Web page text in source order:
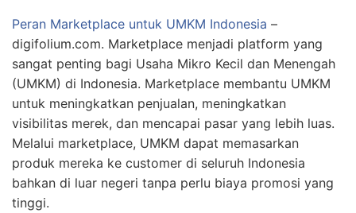
Peran Marketplace untuk UMKM Indonesia –
digifolium.com. Marketplace menjadi platform yang
sangat penting bagi Usaha Mikro Kecil dan Menengah
(UMKM) di Indonesia. Marketplace membantu UMKM
untuk meningkatkan penjualan, meningkatkan
visibilitas merek, dan mencapai pasar yang lebih luas.
Melalui marketplace, UMKM dapat memasarkan
produk mereka ke customer di seluruh Indonesia
bahkan di luar negeri tanpa perlu biaya promosi yang
tinggi.